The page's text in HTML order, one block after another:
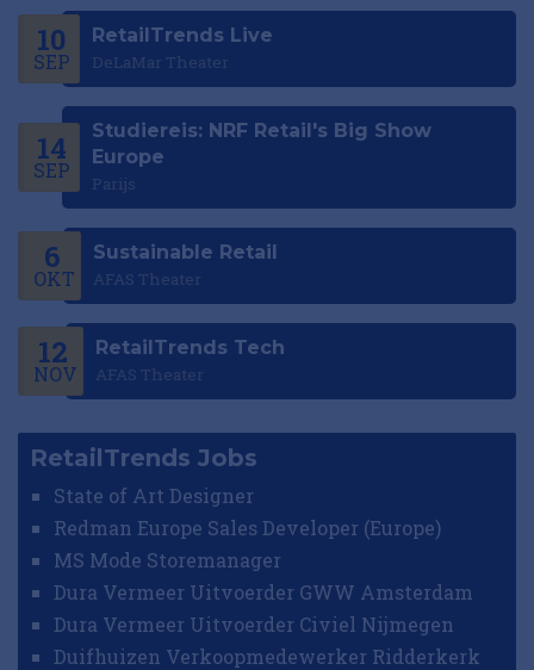
10
SEP
RetailTrends Live
DeLaMar Theater
14
SEP
Studiereis: NRF Retail's Big Show
Europe
Parijs
6
OKT
Sustainable Retail
AFAS Theater
12
NOV
RetailTrends Tech
AFAS Theater
RetailTrends Jobs
State of Art Designer
Redman Europe Sales Developer (Europe)
MS Mode Storemanager
Dura Vermeer Uitvoerder GWW Amsterdam
Dura Vermeer Uitvoerder Civiel Nijmegen
Duifhuizen Verkoopmedewerker Ridderkerk